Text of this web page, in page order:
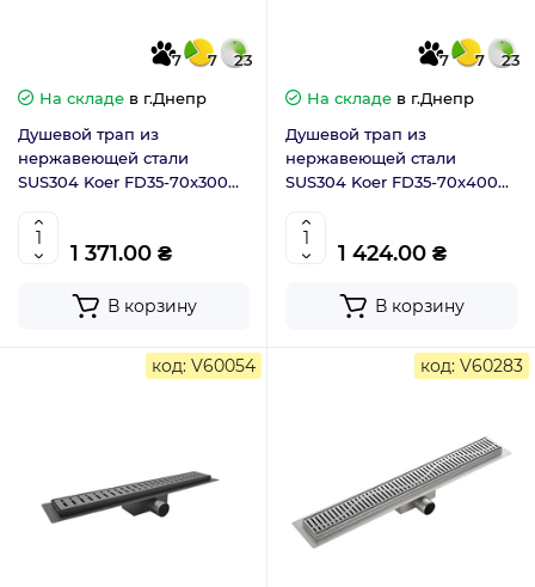
7 7
23
На складе в г.Днепр
Душевой трап из
нержавеющей стали
SUS304 Koer FD35-70x300
1 371.00 ₴
В корзину
7 7
23
На складе в г.Днепр
Душевой трап из
нержавеющей стали
SUS304 Koer FD35-70x400
1 424.00 ₴
В корзину
код: V60054 код: V60283